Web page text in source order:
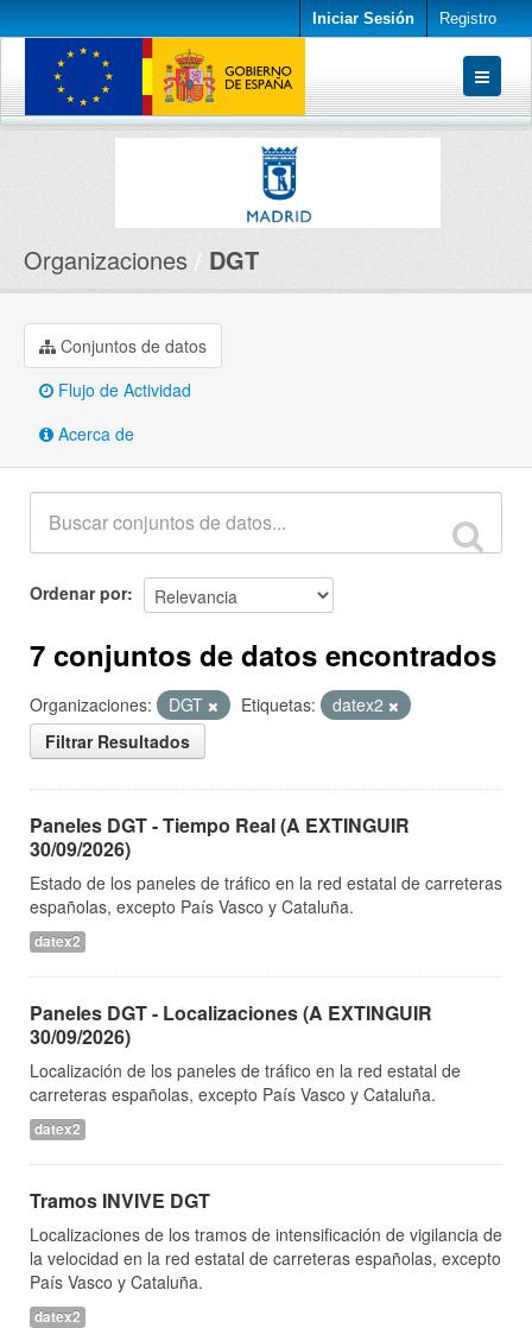
Iniciar Sesión Registro
Conjuntos de datos
Organizaciones DGT
Conjuntos de datos
Flujo de Actividad
Acerca de
Ordenar por
7 conjuntos de datos encontrados
Organizaciones: DGT Etiquetas:
datex2
Filtrar Resultados
Paneles DGT - Tiempo Real (A EXTINGUIR
30/09/2026)
Estado de los paneles de tráfico en la red estatal de carreteras
españolas, excepto País Vasco y Cataluña.
datex2
Paneles DGT - Localizaciones (A EXTINGUIR
30/09/2026)
Localización de los paneles de tráfico en la red estatal de
carreteras españolas, excepto País Vasco y Cataluña.
datex2
Tramos INVIVE DGT
Localizaciones de los tramos de intensificación de vigilancia de
la velocidad en la red estatal de carreteras españolas, excepto
País Vasco y Cataluña.
datex2